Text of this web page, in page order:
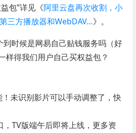
包”详见《阿里云盘再次收割，小
三方播放器和WebDAV…》。
时候是网易自己贴钱服务吗（好
样得我们用户自己买权益包？
未识别影片可以手动调整了，快
，TV版端午后即将上线，更多资